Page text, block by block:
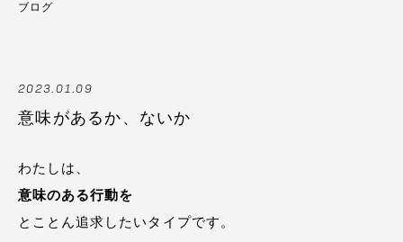
ブログ
2023.01.09
意味があるか、ないか
わたしは、
意味のある行動を
とことん追求したいタイプです。